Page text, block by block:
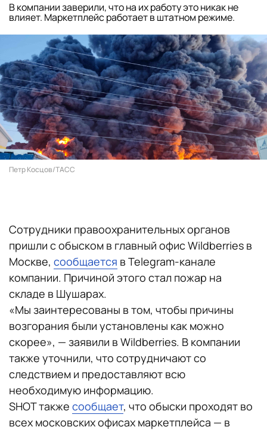
В компании заверили, что на их работу это никак не
влияет. Маркетплейс работает в штатном режиме.
Петр Косцов/ТАСС
Сотрудники правоохранительных органов
пришли с обыском в главный офис Wildberries в
Москве, сообщается в Telegram-канале
компании. Причиной этого стал пожар на
складе в Шушарах.
«Мы заинтересованы в том, чтобы причины
возгорания были установлены как можно
скорее»‎, — заявили в Wildberries. В компании
также уточнили, что сотрудничают со
следствием и предоставляют всю
необходимую информацию.
SHOT также сообщает, что обыски проходят во
всех московских офисах маркетплейса — в